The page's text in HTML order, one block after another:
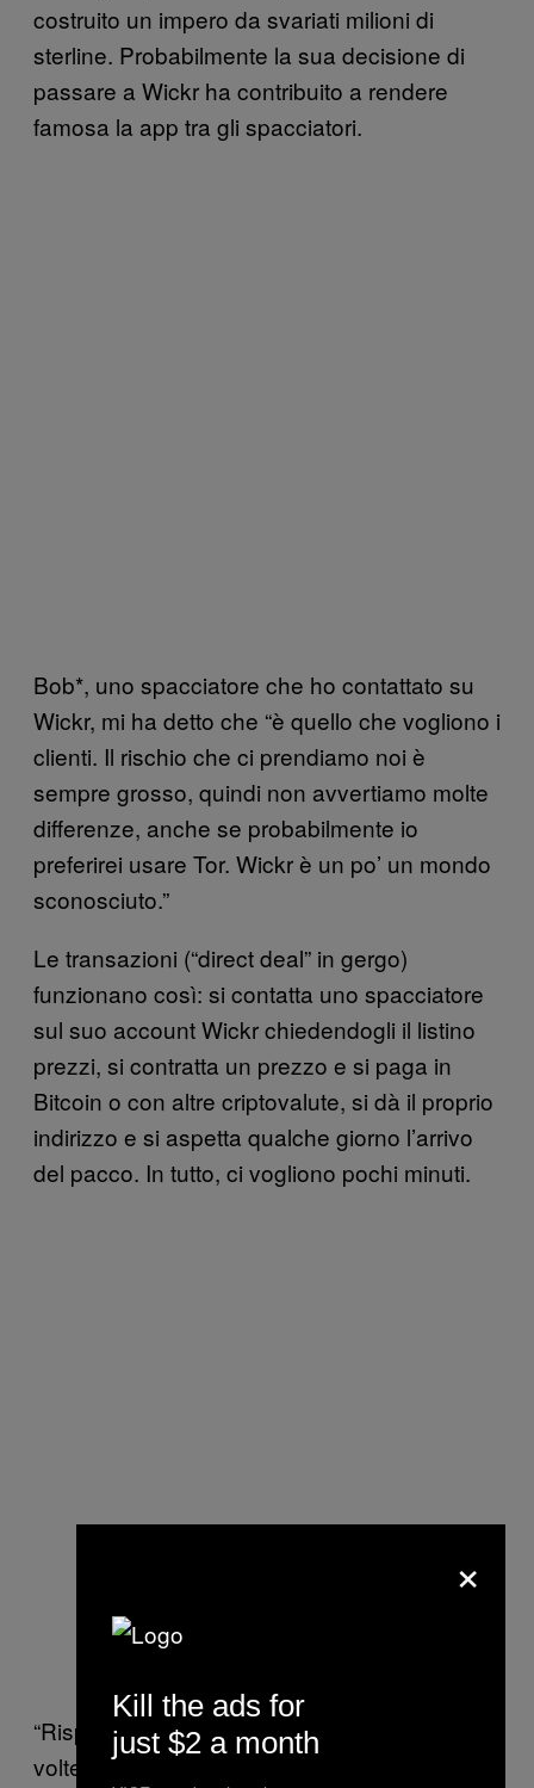
costruito un impero da svariati milioni di
sterline. Probabilmente la sua decisione di
passare a Wickr ha contribuito a rendere
famosa la app tra gli spacciatori.
Bob*, uno spacciatore che ho contattato su
Wickr, mi ha detto che “è quello che vogliono i
clienti. Il rischio che ci prendiamo noi è
sempre grosso, quindi non avvertiamo molte
differenze, anche se probabilmente io
preferirei usare Tor. Wickr è un po’ un mondo
sconosciuto.”
Le transazioni (“direct deal” in gergo)
funzionano così: si contatta uno spacciatore
sul suo account Wickr chiedendogli il listino
prezzi, si contratta un prezzo e si paga in
Bitcoin o con altre criptovalute, si dà il proprio
indirizzo e si aspetta qualche giorno l’arrivo
del pacco. In tutto, ci vogliono pochi minuti.
“Risparmi tempo,” mi ha detto Johnnie. “A
volte quando paghi in Bitcoin su Dream il
×
Kill the ads for
just $2 a month